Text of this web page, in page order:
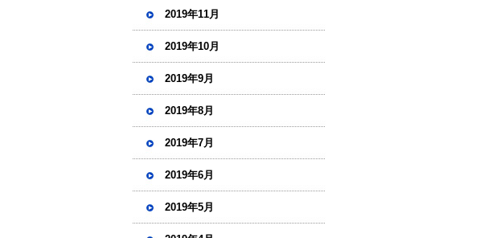
2019年11月
2019年10月
2019年9月
2019年8月
2019年7月
2019年6月
2019年5月